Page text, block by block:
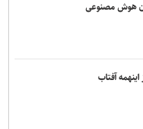
در همه بخش‌های پست
جی پی تی نامحدود شد
هوشمند گوگل مپ اضافه شد
خود
هوش مصنوعی
آفتاب